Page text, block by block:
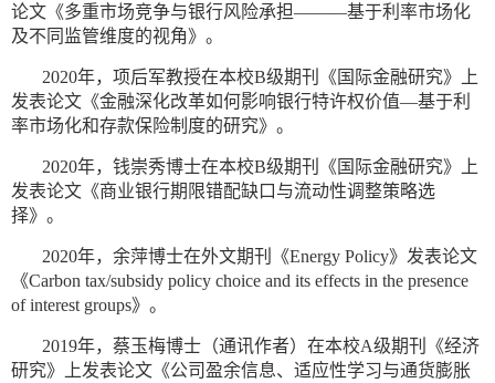
论文《多重市场竞争与银行风险承担———基于利率市场化
及不同监管维度的视角》。
2020年，项后军教授在本校B级期刊《国际金融研究》上
发表论文《金融深化改革如何影响银行特许权价值—基于利
率市场化和存款保险制度的研究》。
2020年，钱崇秀博士在本校B级期刊《国际金融研究》上
发表论文《商业银行期限错配缺口与流动性调整策略选
择》。
2020年，余萍博士在外文期刊《Energy Policy》发表论文
《Carbon tax/subsidy policy choice and its effects in the presence
of interest groups》。
2019年，蔡玉梅博士（通讯作者）在本校A级期刊《经济
研究》上发表论文《公司盈余信息、适应性学习与通货膨胀